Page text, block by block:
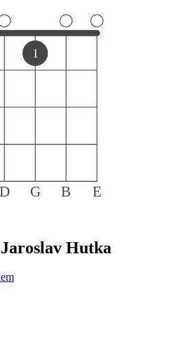
D G B E
1
Jaroslav Hutka